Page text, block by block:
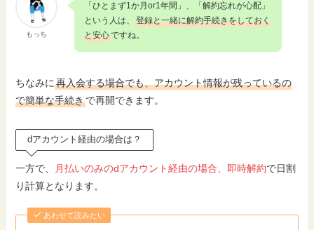
もっち
「ひとまず1か月or1年間」、「解約忘れが心配」
という人は、
登録と一緒に解約手続きをしておく
と安心ですね。
ちなみに再入会する場合でも、アカウント情報が残っているの
で簡単な手続きで再開できます。
dアカウント経由の場合は？
一方で、 月払いのみのdアカウント経由の場合、即時解約で日割
り計算となります。
あわせて読みたい